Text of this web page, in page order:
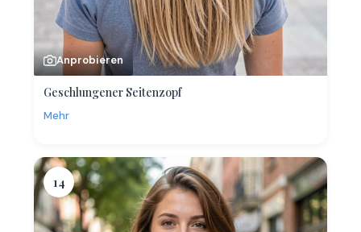
Anprobieren
Geschlungener Seitenzopf
Mehr
14